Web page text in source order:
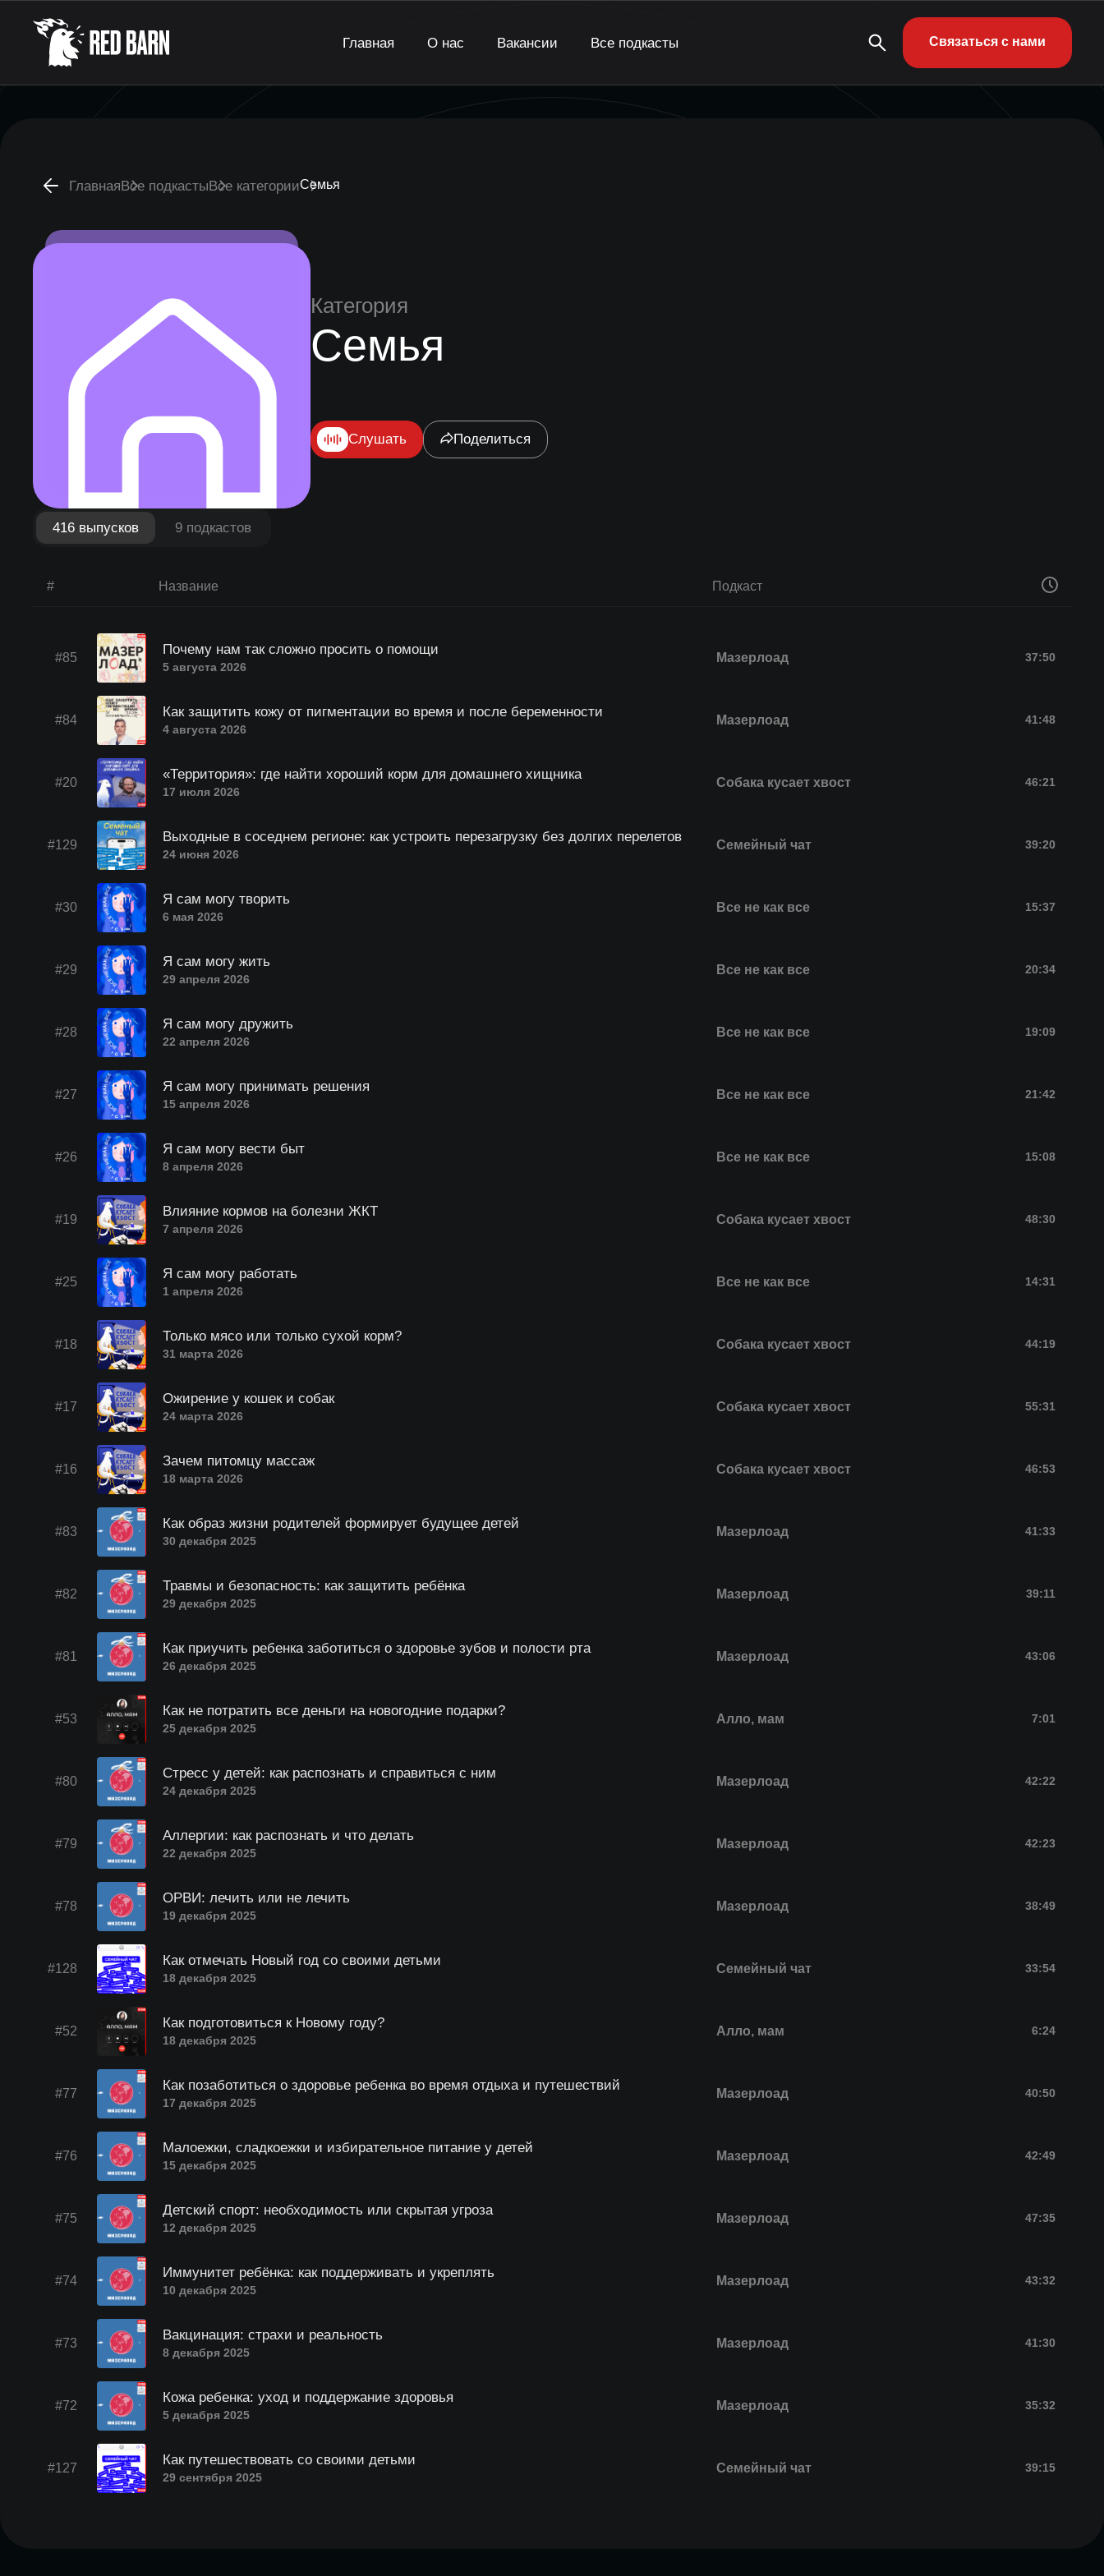
Главная О нас Вакансии Все подкасты Связаться с нами
ГлавнаяВсе подкастыВсе категорииСемья
Категория
Семья
Слушать Поделиться
416 выпусков 9 подкастов
# Название Подкаст
#85
Почему нам так сложно просить о помощи
5 августа 2026
Мазерлоад 37:50
#84
Как защитить кожу от пигментации во время и после беременности
4 августа 2026
Мазерлоад 41:48
#20
«Территория»: где найти хороший корм для домашнего хищника
17 июля 2026
Собака кусает хвост 46:21
#129
Выходные в соседнем регионе: как устроить перезагрузку без долгих перелетов
24 июня 2026
Семейный чат 39:20
#30
Я сам могу творить
6 мая 2026
Все не как все 15:37
#29
Я сам могу жить
29 апреля 2026
Все не как все 20:34
#28
Я сам могу дружить
22 апреля 2026
Все не как все 19:09
#27
Я сам могу принимать решения
15 апреля 2026
Все не как все 21:42
#26
Я сам могу вести быт
8 апреля 2026
Все не как все 15:08
#19
Влияние кормов на болезни ЖКТ
7 апреля 2026
Собака кусает хвост 48:30
#25
Я сам могу работать
1 апреля 2026
Все не как все 14:31
#18
Только мясо или только сухой корм?
31 марта 2026
Собака кусает хвост 44:19
#17
Ожирение у кошек и собак
24 марта 2026
Собака кусает хвост 55:31
#16
Зачем питомцу массаж
18 марта 2026
Собака кусает хвост 46:53
#83
Как образ жизни родителей формирует будущее детей
30 декабря 2025
Мазерлоад 41:33
#82
Травмы и безопасность: как защитить ребёнка
29 декабря 2025
Мазерлоад 39:11
#81
Как приучить ребенка заботиться о здоровье зубов и полости рта
26 декабря 2025
Мазерлоад 43:06
#53
Как не потратить все деньги на новогодние подарки?
25 декабря 2025
Алло, мам 7:01
#80
Стресс у детей: как распознать и справиться с ним
24 декабря 2025
Мазерлоад 42:22
#79
Аллергии: как распознать и что делать
22 декабря 2025
Мазерлоад 42:23
#78
ОРВИ: лечить или не лечить
19 декабря 2025
Мазерлоад 38:49
#128
Как отмечать Новый год со своими детьми
18 декабря 2025
Семейный чат 33:54
#52
Как подготовиться к Новому году?
18 декабря 2025
Алло, мам 6:24
#77
Как позаботиться о здоровье ребенка во время отдыха и путешествий
17 декабря 2025
Мазерлоад 40:50
#76
Малоежки, сладкоежки и избирательное питание у детей
15 декабря 2025
Мазерлоад 42:49
#75
Детский спорт: необходимость или скрытая угроза
12 декабря 2025
Мазерлоад 47:35
#74
Иммунитет ребёнка: как поддерживать и укреплять
10 декабря 2025
Мазерлоад 43:32
#73
Вакцинация: страхи и реальность
8 декабря 2025
Мазерлоад 41:30
#72
Кожа ребенка: уход и поддержание здоровья
5 декабря 2025
Мазерлоад 35:32
#127
Как путешествовать со своими детьми
29 сентября 2025
Семейный чат 39:15